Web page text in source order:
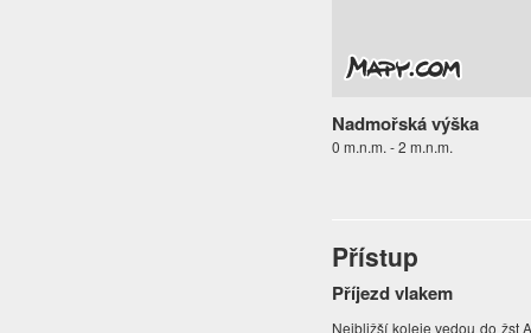
Nadmořská výška
0 m.n.m. - 2 m.n.m.
Přístup
Příjezd vlakem
Nejbližší koleje vedou do žst